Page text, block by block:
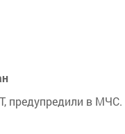
предупредили в